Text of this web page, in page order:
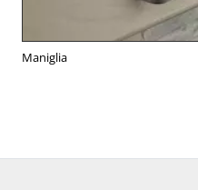
Maniglia